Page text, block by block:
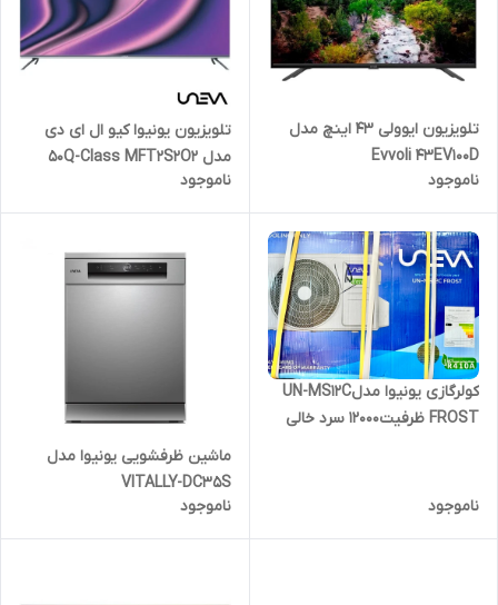
تلویزیون ایوولی ۴۳ اینچ مدل
Evvoli 43EV100D
ناموجود
تلویزیون یونیوا کیو ال ای دی
مدل 50Q-Class MFT2S2O2
ناموجود
کولرگازی یونیوا مدلUN-MS12C
FROST ظرفیت۱۲۰۰۰ سرد خالی
ناموجود
ماشین ظرفشویی یونیوا مدل
VITALLY-DC35S
ناموجود